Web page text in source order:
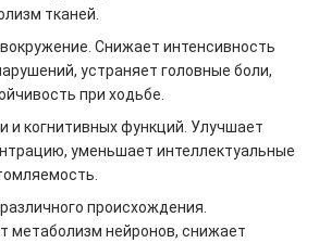
тканей.
Снижает интенсивность
устраняет головные боли,
при ходьбе.
и когнитивных функций. Улучшает
уменьшает интеллектуальные
происхождения.
метаболизм нейронов, снижает